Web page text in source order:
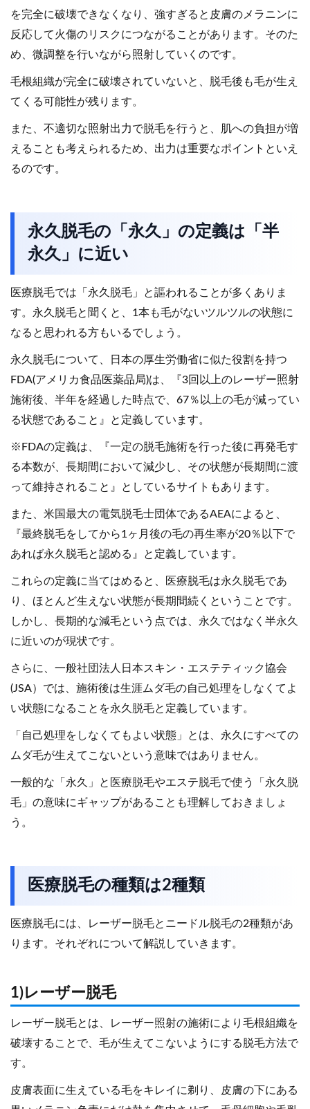
を完全に破壊できなくなり、強すぎると皮膚のメラニンに
反応して火傷のリスクにつながることがあります。そのた
め、微調整を行いながら照射していくのです。
毛根組織が完全に破壊されていないと、脱毛後も毛が生え
てくる可能性が残ります。
また、不適切な照射出力で脱毛を行うと、肌への負担が増
えることも考えられるため、出力は重要なポイントといえ
るのです。
永久脱毛の「永久」の定義は「半
永久」に近い
医療脱毛では「永久脱毛」と謳われることが多くありま
す。永久脱毛と聞くと、1本も毛がないツルツルの状態に
なると思われる方もいるでしょう。
永久脱毛について、日本の厚生労働省に似た役割を持つ
FDA(アメリカ食品医薬品局)は、『3回以上のレーザー照射
施術後、半年を経過した時点で、67％以上の毛が減ってい
る状態であること』と定義しています。
※FDAの定義は、『一定の脱毛施術を行った後に再発毛す
る本数が、長期間において減少し、その状態が長期間に渡
って維持されること』としているサイトもあります。
また、米国最大の電気脱毛士団体であるAEAによると、
『最終脱毛をしてから1ヶ月後の毛の再生率が20％以下で
あれば永久脱毛と認める』と定義しています。
これらの定義に当てはめると、医療脱毛は永久脱毛であ
り、ほとんど生えない状態が長期間続くということです。
しかし、長期的な減毛という点では、永久ではなく半永久
に近いのが現状です。
さらに、一般社団法人日本スキン・エステティック協会
(JSA）では、施術後は生涯ムダ毛の自己処理をしなくてよ
い状態になることを永久脱毛と定義しています。
「自己処理をしなくてもよい状態」とは、永久にすべての
ムダ毛が生えてこないという意味ではありません。
一般的な「永久」と医療脱毛やエステ脱毛で使う「永久脱
毛」の意味にギャップがあることも理解しておきましょ
う。
医療脱毛の種類は2種類
医療脱毛には、レーザー脱毛とニードル脱毛の2種類があ
ります。それぞれについて解説していきます。
1)レーザー脱毛
レーザー脱毛とは、レーザー照射の施術により毛根組織を
破壊することで、毛が生えてこないようにする脱毛方法で
す。
皮膚表面に生えている毛をキレイに剃り、皮膚の下にある